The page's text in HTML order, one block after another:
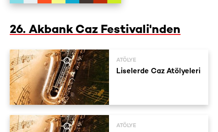
26. Akbank Caz Festivali'nden
ATÖLYE
Liselerde Caz Atölyeleri
ATÖLYE